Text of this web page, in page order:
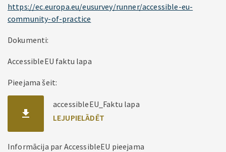
https://ec.europa.eu/eusurvey/runner/accessible-eu-
community-of-practice
Dokumenti:
AccessibleEU faktu lapa
Pieejama šeit:
accessibleEU_Faktu lapa
Informācija par AccessibleEU pieejama